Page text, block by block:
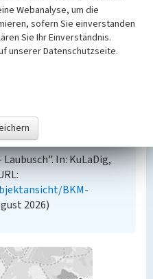
unter der freien
Die
möglicherweise
Bedingungen, die
In: KuLaDig,
BKM-
2026)
Webanalyse, um die
sofern Sie einverstanden
Sie Ihr Einverständnis.
unserer Datenschutzseite.